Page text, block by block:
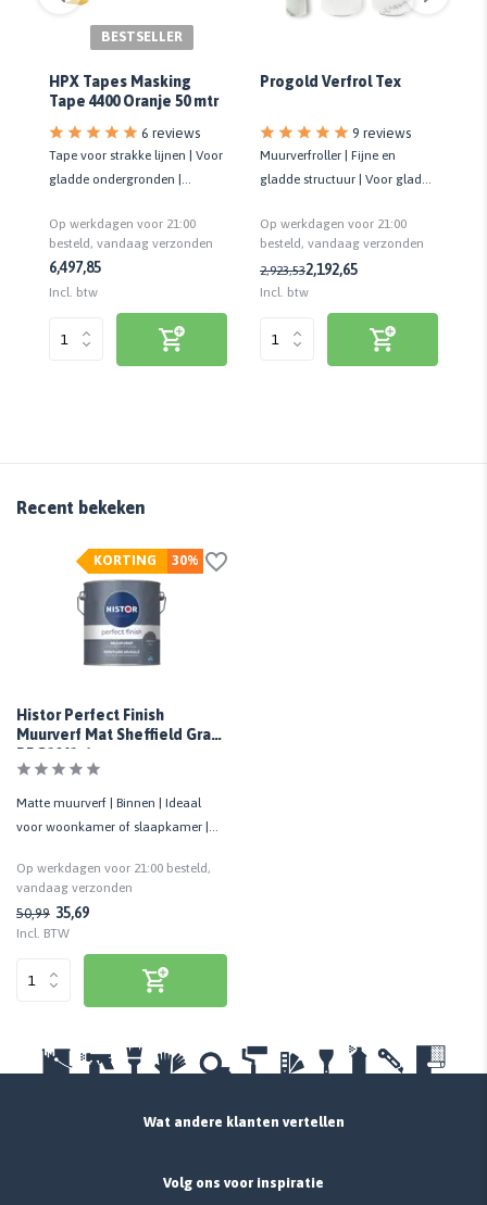
BESTSELLER
HPX Tapes Masking
Tape 4400 Oranje 50 mtr
6 reviews
Tape voor strakke lijnen | Voor
gladde ondergronden |
Op werkdagen voor 21:00
besteld, vandaag verzonden
6,497,85
Incl. btw
Progold Verfrol Tex
9 reviews
Muurverfroller | Fijne en
gladde structuur | Voor gladde
Op werkdagen voor 21:00
besteld, vandaag verzonden
2,923,532,192,65
Incl. btw
Recent bekeken
30%
KORTING
Histor Perfect Finish
Muurverf Mat Sheffield Gray
PPG1041-6
Matte muurverf | Binnen | Ideaal
voor woonkamer of slaapkamer |
Op werkdagen voor 21:00 besteld,
vandaag verzonden
50,99 35,69
Incl. BTW
Wat andere klanten vertellen
Volg ons voor inspiratie